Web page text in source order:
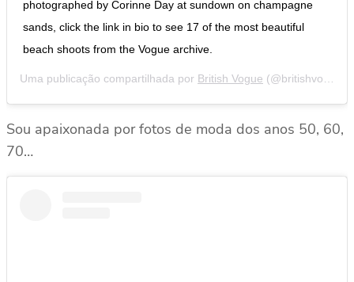
photographed by Corinne Day at sundown on champagne
sands, click the link in bio to see 17 of the most beautiful
beach shoots from the Vogue archive.
Uma publicação compartilhada por British Vogue (@britishvogue) em
Sou apaixonada por fotos de moda dos anos 50, 60,
70…